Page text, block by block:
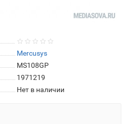
Mercusys
MS108GP
1971219
Нет в наличии